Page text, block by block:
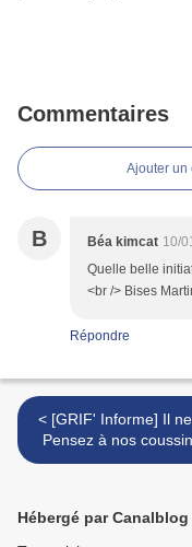
Commentaires
Ajouter un
B Béa kimcat 10/
Quelle belle
<br /> Bises
Répondre
< [GRIF' Informe] Il neige!
Pensez à nos
fragiles!
Hébergé par Canalblog